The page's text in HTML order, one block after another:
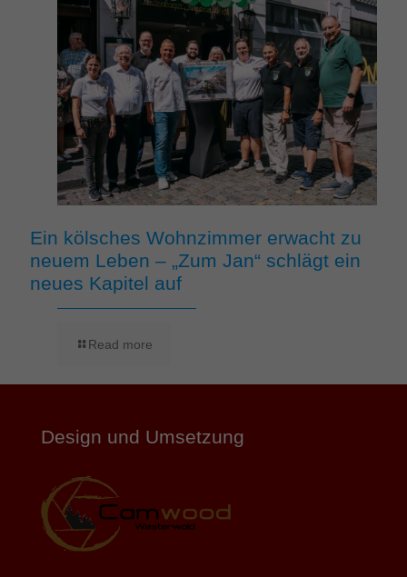
Ein kölsches Wohnzimmer erwacht zu
neuem Leben – „Zum Jan“ schlägt ein
neues Kapitel auf
Read more
Design und Umsetzung